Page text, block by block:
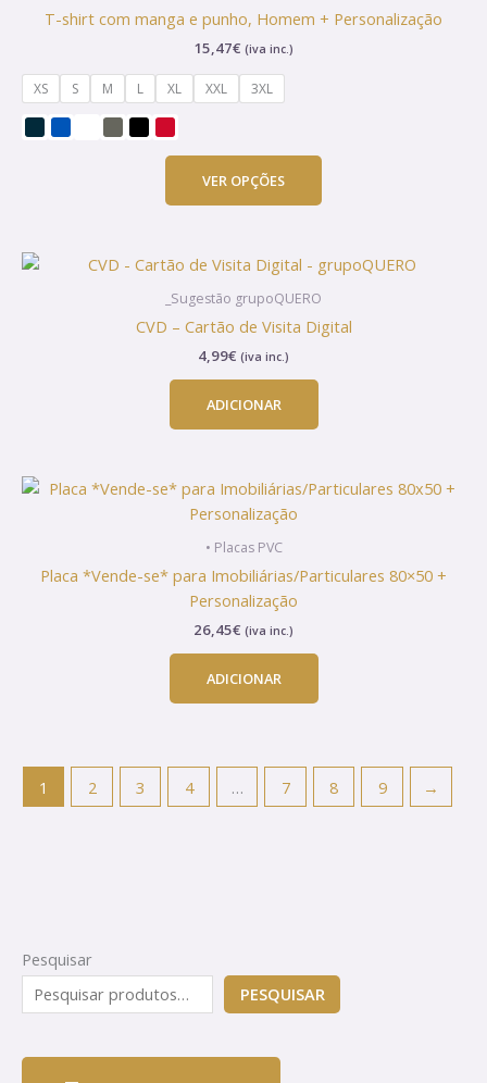
Pesquisar
PESQUISAR
T-shirt com manga e punho, Homem + Personalização
15,47€ (iva inc.)
XS S M L XL XXL 3XL
VER OPÇÕES
multiple
be
on
product
page
_Sugestão grupoQUERO
CVD – Cartão de Visita Digital
4,99€ (iva inc.)
ADICIONAR
• Placas PVC
Placa *Vende-se* para Imobiliárias/Particulares 80×50 +
Personalização
26,45€ (iva inc.)
ADICIONAR
1 2 3 4 … 7 8 9 →